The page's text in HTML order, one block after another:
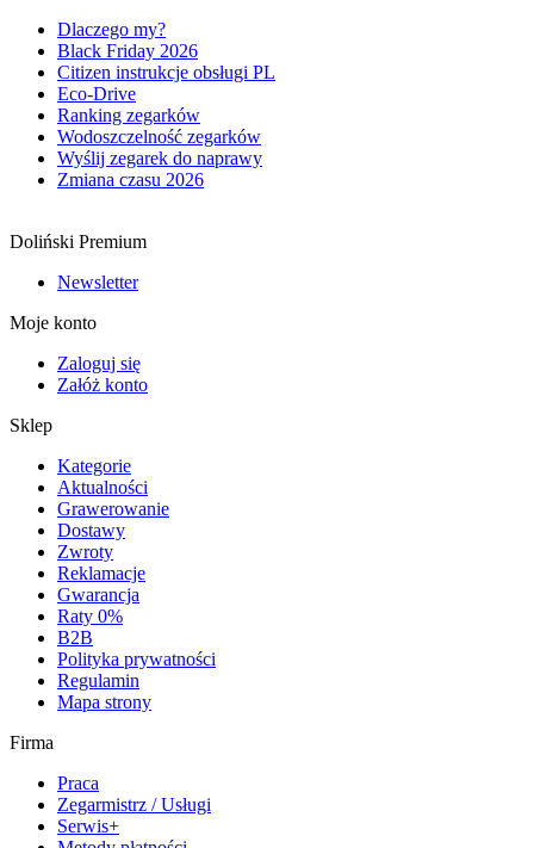
Dlaczego my?
Black Friday 2026
Citizen instrukcje obsługi PL
Eco-Drive
Ranking zegarków
Wodoszczelność zegarków
Wyślij zegarek do naprawy
Zmiana czasu 2026
Doliński Premium
Newsletter
Moje konto
Zaloguj się
Załóż konto
Sklep
Kategorie
Aktualności
Grawerowanie
Dostawy
Zwroty
Reklamacje
Gwarancja
Raty 0%
B2B
Polityka prywatności
Regulamin
Mapa strony
Firma
Praca
Zegarmistrz / Usługi
Serwis+